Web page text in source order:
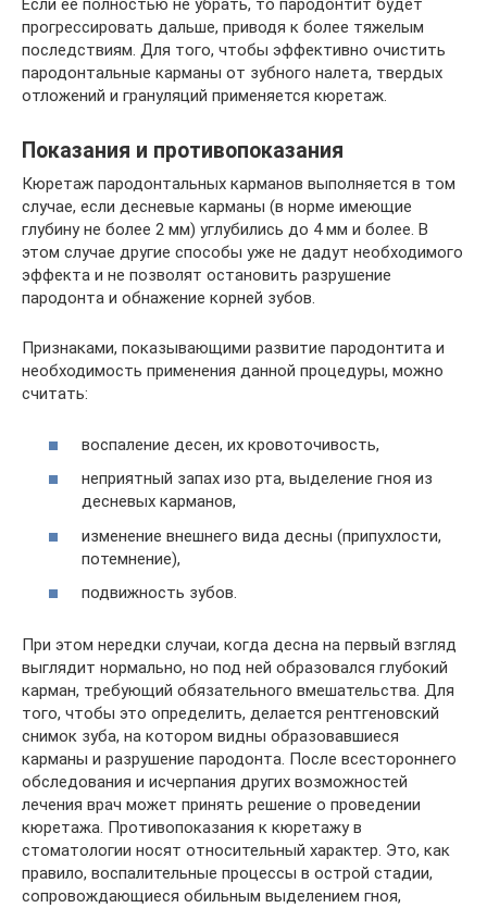
Если ее полностью не убрать, то пародонтит будет
прогрессировать дальше, приводя к более тяжелым
последствиям. Для того, чтобы эффективно очистить
пародонтальные карманы от зубного налета, твердых
отложений и грануляций применяется кюретаж.
Показания и противопоказания
Кюретаж пародонтальных карманов выполняется в том
случае, если десневые карманы (в норме имеющие
глубину не более 2 мм) углубились до 4 мм и более. В
этом случае другие способы уже не дадут необходимого
эффекта и не позволят остановить разрушение
пародонта и обнажение корней зубов.
Признаками, показывающими развитие пародонтита и
необходимость применения данной процедуры, можно
считать:
воспаление десен, их кровоточивость,
неприятный запах изо рта, выделение гноя из
десневых карманов,
изменение внешнего вида десны (припухлости,
потемнение),
подвижность зубов.
При этом нередки случаи, когда десна на первый взгляд
выглядит нормально, но под ней образовался глубокий
карман, требующий обязательного вмешательства. Для
того, чтобы это определить, делается рентгеновский
снимок зуба, на котором видны образовавшиеся
карманы и разрушение пародонта. После всестороннего
обследования и исчерпания других возможностей
лечения врач может принять решение о проведении
кюретажа. Противопоказания к кюретажу в
стоматологии носят относительный характер. Это, как
правило, воспалительные процессы в острой стадии,
сопровождающиеся обильным выделением гноя,